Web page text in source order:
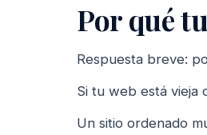
Por qué
Respuesta breve:
Si tu web está vieja
Un sitio ordenado